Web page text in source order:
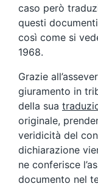
caso però
questi
così come si
1968.
Grazie
giuramento in
della sua
originale,
veridicità del
dichiarazione
ne conferisce
documento nel